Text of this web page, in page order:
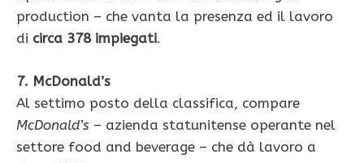
production – che vanta la presenza ed il lavoro
di circa 378 impiegati.
7. McDonald’s
Al settimo posto della classifica, compare
McDonald’s – azienda statunitense operante nel
settore food and beverage – che dà lavoro a